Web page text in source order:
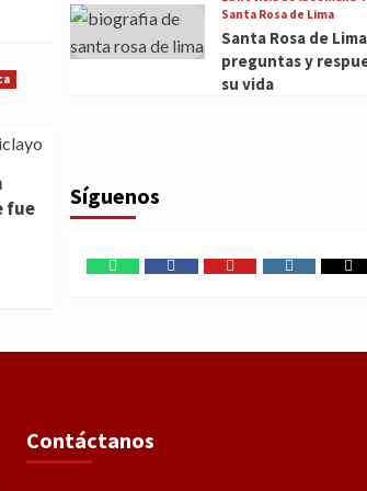
fue
Santa Rosa de Lima
Santa Rosa de
preguntas y
su vida
Síguenos
WhatsAppFacebookYoutubeInstagram
X
Contáctanos